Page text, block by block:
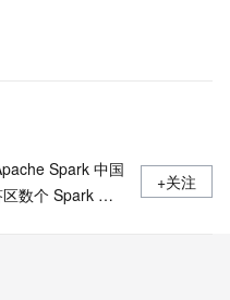
Spark 中国
数个 Spark 技
+关注